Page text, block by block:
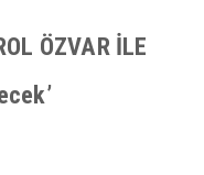
ÖZVAR İLE